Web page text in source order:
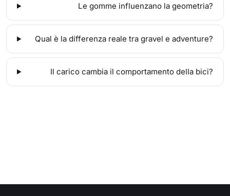
Le gomme influenzano la geometria?
Qual è la differenza reale tra gravel e adventure?
Il carico cambia il comportamento della bici?